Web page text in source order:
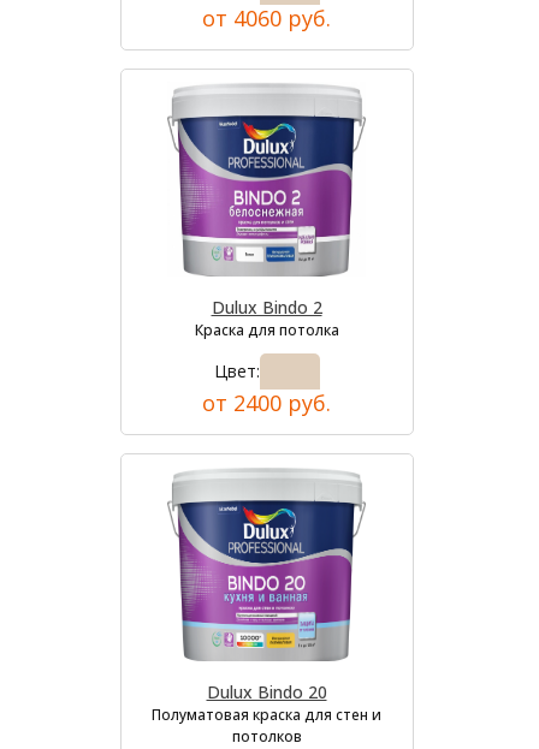
от 4060 руб.
Dulux Bindo 2
Краска для потолка
Цвет:
от 2400 руб.
Dulux Bindo 20
Полуматовая краска для стен и
потолков